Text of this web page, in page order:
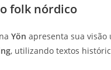
folk nórdico
Yön apresenta sua visão
, utilizando textos